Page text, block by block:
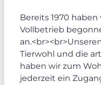
Bereits 1970
Vollbetrieb
Tierwohl und die
haben wir zum
jederzeit ein